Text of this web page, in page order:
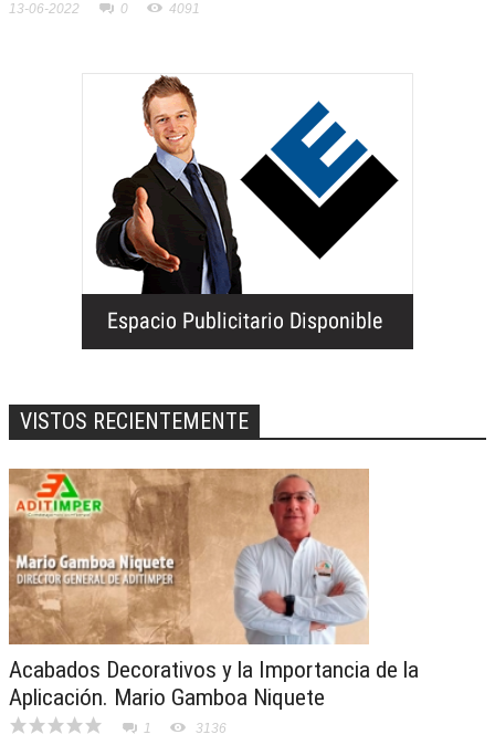
13-06-2022 0 4091
VISTOS RECIENTEMENTE
Acabados Decorativos y la Importancia de la
Aplicación. Mario Gamboa Niquete
1 3136